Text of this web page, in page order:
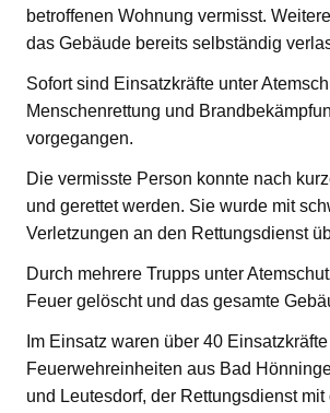
betroffenen Wohnung vermisst.
das Gebäude bereits selbständig
Sofort sind Einsatzkräfte unter
Menschenrettung und
vorgegangen.
Die vermisste Person konnte nach
und gerettet werden. Sie wurde mit
Verletzungen an den Rettungsdienst
Durch mehrere Trupps unter
Feuer gelöscht und das gesamte
Im Einsatz waren über 40
Feuerwehreinheiten aus Bad
und Leutesdorf, der Rettungsdienst